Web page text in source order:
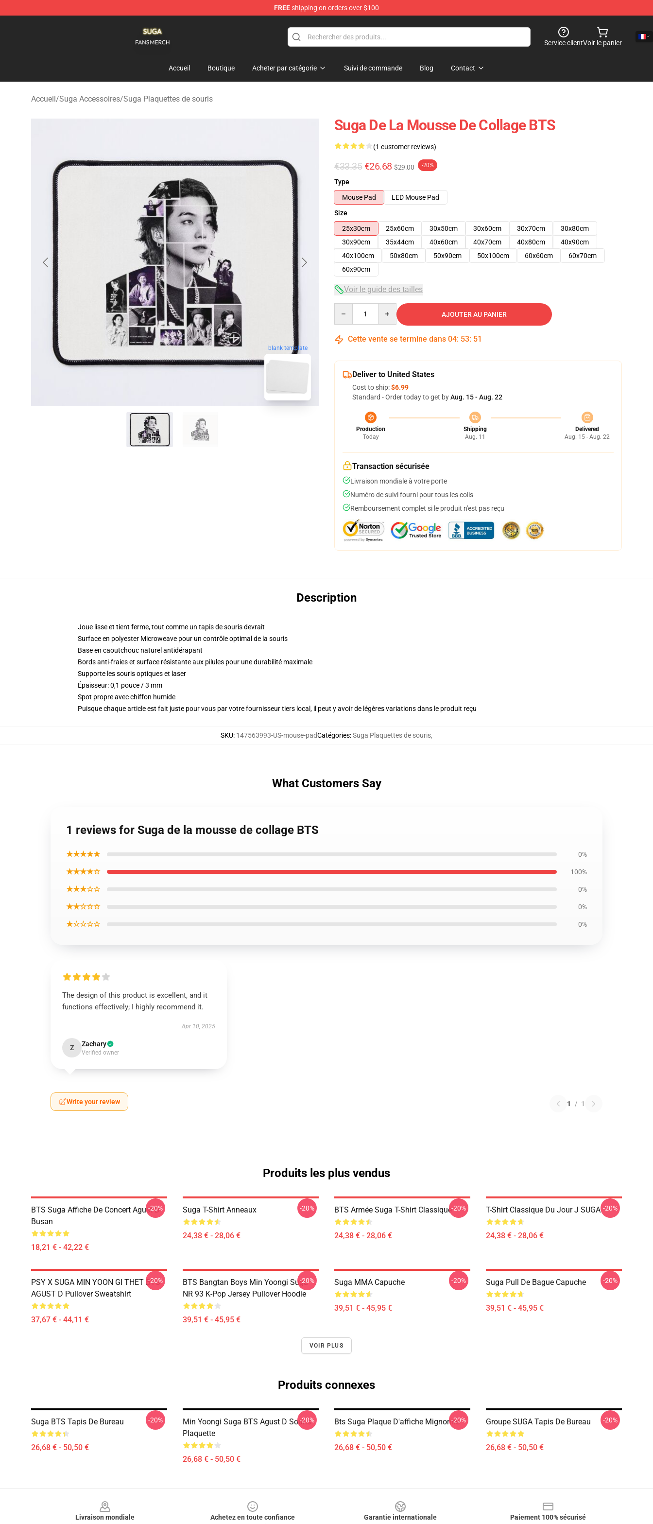
FREEshipping on orders over $100
Service clientVoir le panier
Accueil Boutique Acheter par catégorie Suivi de commande Blog Contact
Accueil/Suga Accessoires/Suga Plaquettes de souris
blank template
Suga De La Mousse De Collage BTS
(1 customer reviews)
€33.35 €26.68 $29.00 -20%
Type
Mouse Pad
LED Mouse Pad
Size
25x30cm
25x60cm 30x50cm 30x60cm 30x70cm
30x80cm
30x90cm
35x44cm 40x60cm 40x70cm 40x80cm
40x90cm
40x100cm
50x80cm 50x90cm 50x100cm 60x60cm
60x70cm
60x90cm
Voir le guide des tailles
AJOUTER AU PANIER
Cette vente se termine dans 04: 53: 50
Deliver to United States
Cost to ship:$6.99
Standard - Order today to get byAug. 15 - Aug. 22
Production
Today
Shipping
Aug. 11
Delivered
Aug. 15 - Aug. 22
Transaction sécurisée
Livraison mondiale à votre porte
Numéro de suivi fourni pour tous les colis
Remboursement complet si le produit n'est pas reçu
Description
Joue lisse et tient ferme, tout comme un tapis de souris devrait
Surface en polyester Microweave pour un contrôle optimal de la souris
Base en caoutchouc naturel antidérapant
Bords anti-fraies et surface résistante aux pilules pour une durabilité maximale
Supporte les souris optiques et laser
Épaisseur: 0,1 pouce / 3 mm
Spot propre avec chiffon humide
Puisque chaque article est fait juste pour vous par votre fournisseur tiers local, il peut y avoir de légères variations dans le produit reçu
SKU: 147563993-US-mouse-padCatégories:Suga Plaquettes de souris,
What Customers Say
1 reviews for Suga de la mousse de collage BTS
★★★★★ 0%
★★★★☆ 100%
★★★☆☆ 0%
★★☆☆☆ 0%
★☆☆☆☆ 0%
The design of this product is excellent, and it
functions effectively; I highly recommend it.
Apr 10, 2025
Z Zachary
Verified owner
Write your review 1 / 1
Produits les plus vendus
BTS Suga Affiche De Concert Agust D
Busan
18,21 € - 42,22 €
-20% Suga T-Shirt Anneaux
24,38 € - 28,06 €
-20% BTS Armée Suga T-Shirt Classique
24,38 € - 28,06 €
-20% T-Shirt Classique Du Jour J SUGA
24,38 € - 28,06 €
-20%
PSY X SUGA MIN YOON GI THET BTS
AGUST D Pullover Sweatshirt
37,67 € - 44,11 €
-20%
BTS Bangtan Boys Min Yoongi Suga
NR 93 K-Pop Jersey Pullover Hoodie
39,51 € - 45,95 €
-20% Suga MMA Capuche
39,51 € - 45,95 €
-20% Suga Pull De Bague Capuche
39,51 € - 45,95 €
-20%
VOIR PLUS
Produits connexes
Suga BTS Tapis De Bureau
26,68 € - 50,50 €
-20%
Min Yoongi Suga BTS Agust D Souris
Plaquette
26,68 € - 50,50 €
-20% Bts Suga Plaque D'affiche Mignonne
26,68 € - 50,50 €
-20% Groupe SUGA Tapis De Bureau
26,68 € - 50,50 €
-20%
Livraison mondiale
Achetez en toute confiance
Garantie internationale
Paiement 100% sécurisé